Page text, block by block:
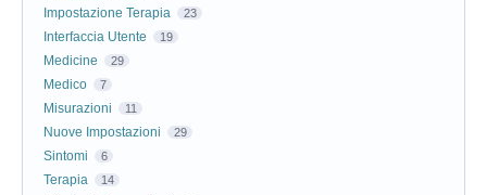
Impostazione Terapia 23
Interfaccia Utente 19
Medicine 29
Medico 7
Misurazioni 11
Nuove Impostazioni 29
Sintomi 6
Terapia 14